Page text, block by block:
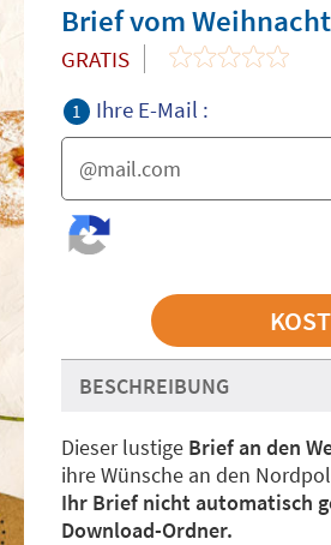
Brief vom
GRATIS
1 Ihre E-Mail :
BESCHREIBUNG
Dieser lustige Brief an den
ihre Wünsche an den
Ihr Brief nicht automatisch
Download-Ordner.